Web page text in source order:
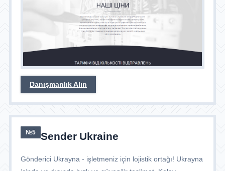
Danışmanlık Alın
№5 Sender Ukraine
Gönderici Ukrayna - işletmeniz için lojistik ortağı! Ukrayna